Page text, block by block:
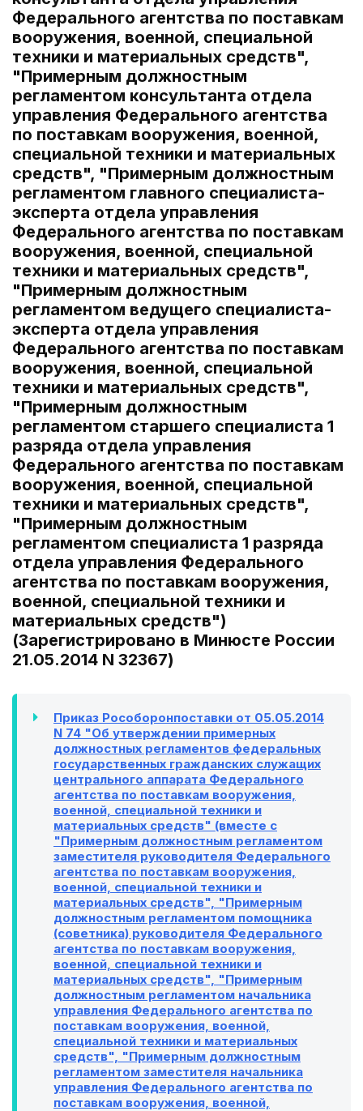
Федерального агентства по поставкам
вооружения, военной, специальной
техники и материальных средств",
"Примерным должностным
регламентом консультанта отдела
управления Федерального агентства
по поставкам вооружения, военной,
специальной техники и материальных
средств", "Примерным должностным
регламентом главного специалиста-
эксперта отдела управления
Федерального агентства по поставкам
вооружения, военной, специальной
техники и материальных средств",
"Примерным должностным
регламентом ведущего специалиста-
эксперта отдела управления
Федерального агентства по поставкам
вооружения, военной, специальной
техники и материальных средств",
"Примерным должностным
регламентом старшего специалиста 1
разряда отдела управления
Федерального агентства по поставкам
вооружения, военной, специальной
техники и материальных средств",
"Примерным должностным
регламентом специалиста 1 разряда
отдела управления Федерального
агентства по поставкам вооружения,
военной, специальной техники и
материальных средств")
(Зарегистрировано в Минюсте России
21.05.2014 N 32367)
Приказ Рособоронпоставки от 05.05.2014
N 74 "Об утверждении примерных
должностных регламентов федеральных
государственных гражданских служащих
центрального аппарата Федерального
агентства по поставкам вооружения,
военной, специальной техники и
материальных средств" (вместе с
"Примерным должностным регламентом
заместителя руководителя Федерального
агентства по поставкам вооружения,
военной, специальной техники и
материальных средств", "Примерным
должностным регламентом помощника
(советника) руководителя Федерального
агентства по поставкам вооружения,
военной, специальной техники и
материальных средств", "Примерным
должностным регламентом начальника
управления Федерального агентства по
поставкам вооружения, военной,
специальной техники и материальных
средств", "Примерным должностным
регламентом заместителя начальника
управления Федерального агентства по
поставкам вооружения, военной,